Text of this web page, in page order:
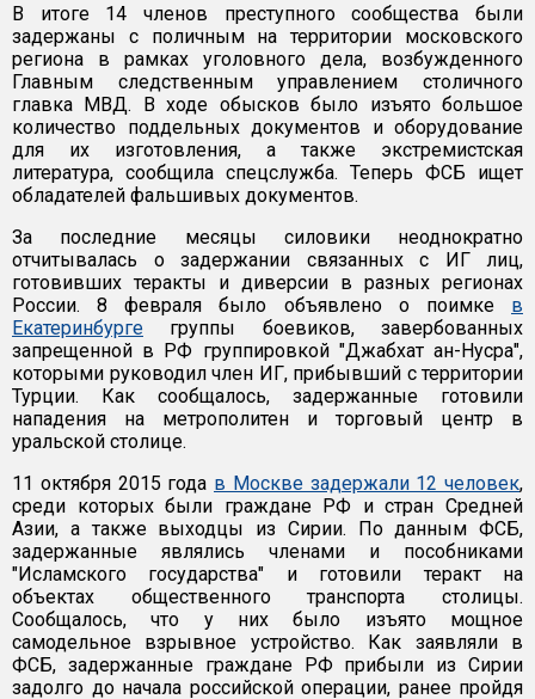
В итоге 14 членов преступного сообщества были
задержаны с поличным на территории московского
региона в рамках уголовного дела, возбужденного
Главным следственным управлением столичного
главка МВД. В ходе обысков было изъято большое
количество поддельных документов и оборудование
для их изготовления, а также экстремистская
литература, сообщила спецслужба. Теперь ФСБ ищет
обладателей фальшивых документов.
За последние месяцы силовики неоднократно
отчитывалась о задержании связанных с ИГ лиц,
готовивших теракты и диверсии в разных регионах
России. 8 февраля было объявлено о поимке в
Екатеринбурге группы боевиков, завербованных
запрещенной в РФ группировкой "Джабхат ан-Нусра",
которыми руководил член ИГ, прибывший с территории
Турции. Как сообщалось, задержанные готовили
нападения на метрополитен и торговый центр в
уральской столице.
11 октября 2015 года в Москве задержали 12 человек,
среди которых были граждане РФ и стран Средней
Азии, а также выходцы из Сирии. По данным ФСБ,
задержанные являлись членами и пособниками
"Исламского государства" и готовили теракт на
объектах общественного транспорта столицы.
Сообщалось, что у них было изъято мощное
самодельное взрывное устройство. Как заявляли в
ФСБ, задержанные граждане РФ прибыли из Сирии
задолго до начала российской операции, ранее пройдя